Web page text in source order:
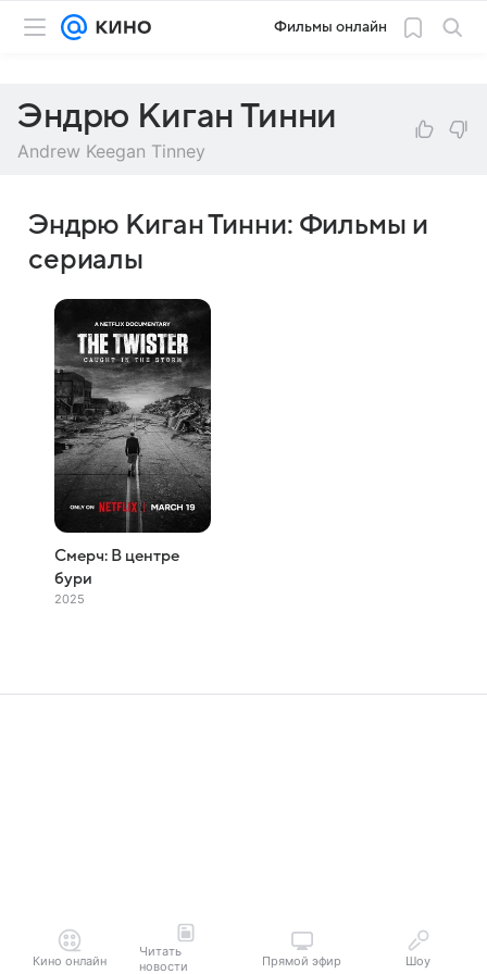
Фильмы онлайн
Эндрю Киган Тинни
Andrew Keegan Tinney
Эндрю Киган Тинни: Фильмы и
сериалы
Смерч: В центре
бури
2025
Кино онлайн
Читать
новости
Прямой эфир Шоу